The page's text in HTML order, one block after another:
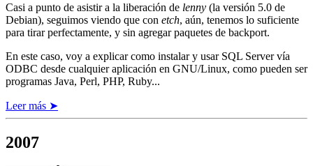
Casi a punto de asistir a la liberación de lenny (la versión 5.0 de
Debian), seguimos viendo que con etch, aún, tenemos lo suficiente
para tirar perfectamente, y sin agregar paquetes de backport.
En este caso, voy a explicar como instalar y usar SQL Server vía
ODBC desde cualquier aplicación en GNU/Linux, como pueden ser
programas Java, Perl, PHP, Ruby...
Leer más ➤
2007